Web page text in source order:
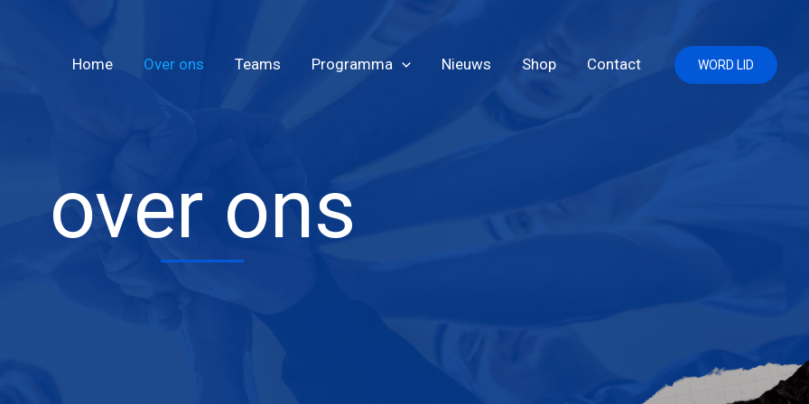
Home Over ons Teams Programma Nieuws Shop Contact WORD LID
over ons